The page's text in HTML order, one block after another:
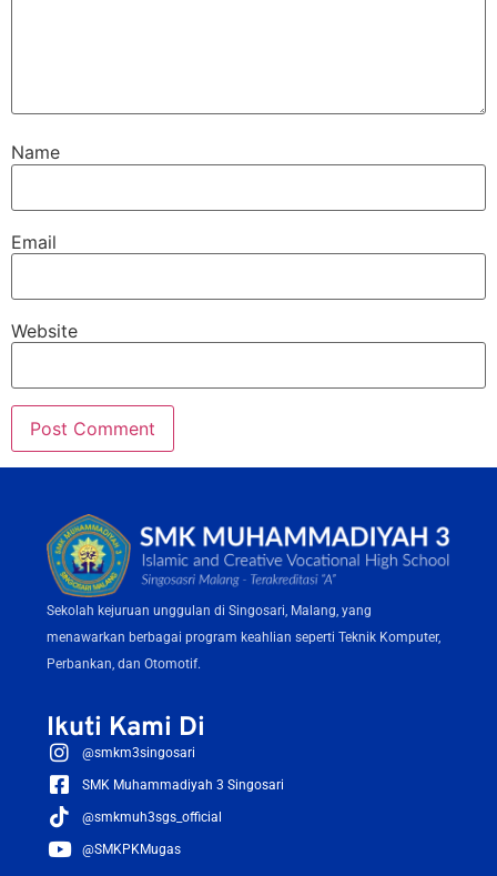
Name
Email
Website
Sekolah kejuruan unggulan di Singosari, Malang, yang
menawarkan berbagai program keahlian seperti Teknik Komputer,
Perbankan, dan Otomotif.
Ikuti Kami Di
@smkm3singosari
SMK Muhammadiyah 3 Singosari
@smkmuh3sgs_official
@SMKPKMugas